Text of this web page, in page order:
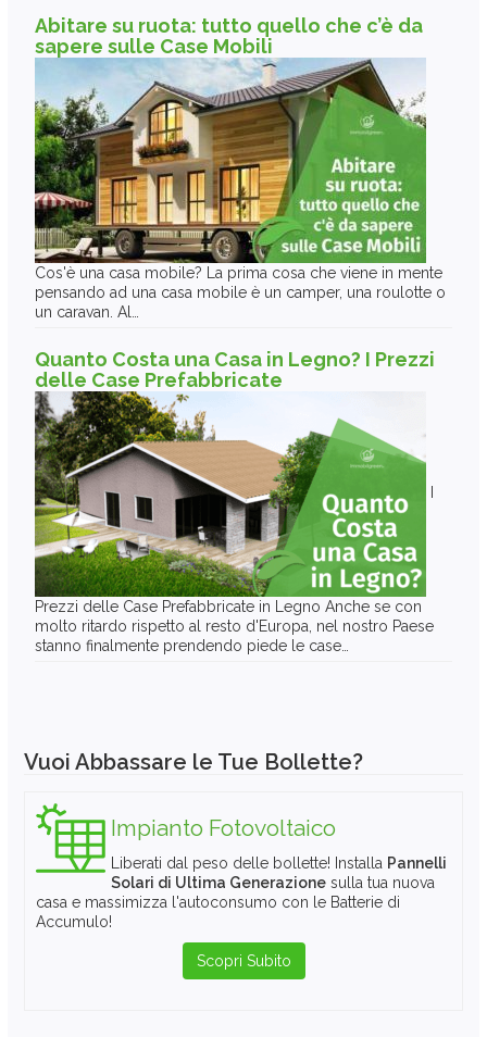
Abitare su ruota: tutto quello che c’è da
sapere sulle Case Mobili
Cos'è una casa mobile? La prima cosa che viene in mente
pensando ad una casa mobile è un camper, una roulotte o
un caravan. Al…
Quanto Costa una Casa in Legno? I Prezzi
delle Case Prefabbricate
Prezzi delle Case Prefabbricate in Legno Anche se con
molto ritardo rispetto al resto d'Europa, nel nostro Paese
stanno finalmente prendendo piede le case…
Vuoi Abbassare le Tue Bollette?
Impianto Fotovoltaico
Liberati dal peso delle bollette! Installa Pannelli
Solari di Ultima Generazione sulla tua nuova
casa e massimizza l'autoconsumo con le Batterie di
Accumulo!
Scopri Subito